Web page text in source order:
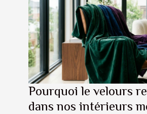
Pourquoi le velours
dans nos intérieurs